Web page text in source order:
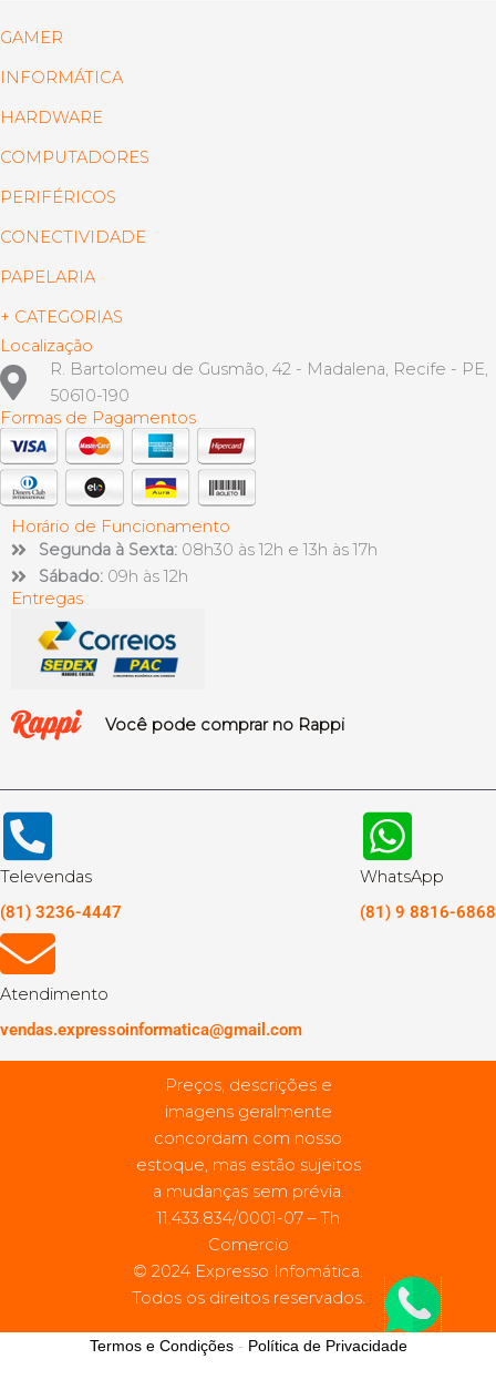
GAMER
INFORMÁTICA
HARDWARE
COMPUTADORES
PERIFÉRICOS
CONECTIVIDADE
PAPELARIA
+ CATEGORIAS
Localização
R. Bartolomeu de Gusmão, 42 - Madalena, Recife - PE,
50610-190
Formas de Pagamentos
Horário de Funcionamento
Segunda à Sexta: 08h30 às 12h e 13h às 17h
Sábado: 09h às 12h
Entregas
Você pode comprar no Rappi
Televendas
(81) 3236-4447
WhatsApp
(81) 9 8816-6868
Atendimento
vendas.expressoinformatica@gmail.com
Preços, descrições e
imagens geralmente
concordam com nosso
estoque, mas estão sujeitos
a mudanças sem prévia.
11.433.834/0001-07 – Th
Comercio
© 2024 Expresso Infomática.
Todos os direitos reservados.
Termos e Condições- Política de Privacidade